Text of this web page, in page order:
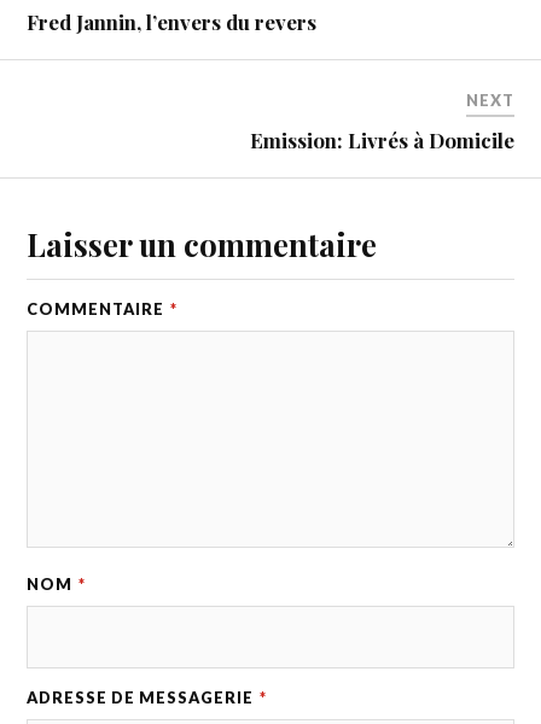
Fred Jannin, l’envers du revers
NEXT
Emission: Livrés à Domicile
Laisser un commentaire
COMMENTAIRE *
NOM *
ADRESSE DE MESSAGERIE *